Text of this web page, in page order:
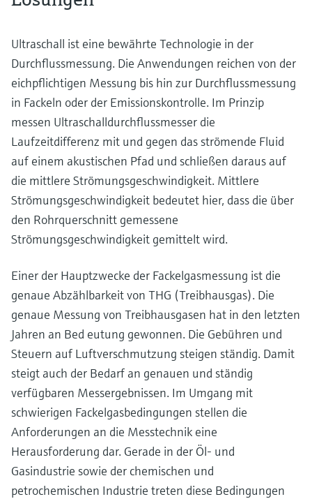
Ultraschall ist eine bewährte Technologie in der
Durchflussmessung. Die Anwendungen reichen von der
eichpflichtigen Messung bis hin zur Durchflussmessung
in Fackeln oder der Emissionskontrolle. Im Prinzip
messen Ultraschalldurchflussmesser die
Laufzeitdifferenz mit und gegen das strömende Fluid
auf einem akustischen Pfad und schließen daraus auf
die mittlere Strömungsgeschwindigkeit. Mittlere
Strömungsgeschwindigkeit bedeutet hier, dass die über
den Rohrquerschnitt gemessene
Strömungsgeschwindigkeit gemittelt wird.
Einer der Hauptzwecke der Fackelgasmessung ist die
genaue Abzählbarkeit von THG (Treibhausgas). Die
genaue Messung von Treibhausgasen hat in den letzten
Jahren an Bed eutung gewonnen. Die Gebühren und
Steuern auf Luftverschmutzung steigen ständig. Damit
steigt auch der Bedarf an genauen und ständig
verfügbaren Messergebnissen. Im Umgang mit
schwierigen Fackelgasbedingungen stellen die
Anforderungen an die Messtechnik eine
Herausforderung dar. Gerade in der Öl- und
Gasindustrie sowie der chemischen und
petrochemischen Industrie treten diese Bedingungen